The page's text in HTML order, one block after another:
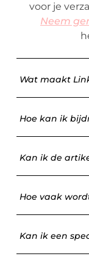
voor je
Neem
Wat maakt
Hoe kan ik
Kan ik de
Hoe vaak
Kan ik een